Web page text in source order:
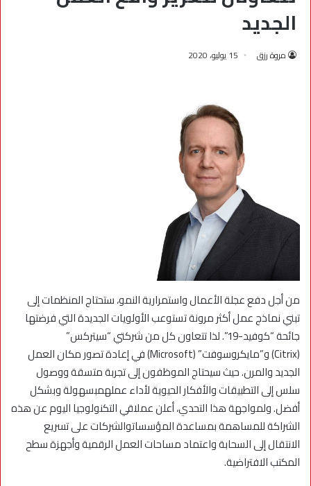
الجديد
مروة رزق 15 يوليو، 2020
من أجل دفع عجلة الأعمال واستمرارية النمو، ستحتاج المنظمات إلى
تبني نماذج عمل أكثر مرونة تستوعب الأولويات الجديدة التي فرضتها
جائحة “كوفيد-19”. لذا تتعاون كل من شركتي “سيتركس”
(Citrix) و”مايكروسوفت” (Microsoft) في إعادة تصور مكان العمل
الجديد والمرن. حيث سيحتاج الموظفون إلى تجربة متسقة ووصول
سلس إلى التطبيقات والأفكار الحيوية لأداء عملهمبسهولة وبشكل
أفضل. ولمواجهة هذا التحدي، أعلن عملاقي التكنولوجيا اليوم عن هذه
الشراكة للمساهمة بمساعدة المؤسساتوالشركات على تسريع
الانتقال إلى السحابة واعتماد مساحات العمل الرقمية وأجهزة سطح
المكتب الافتراضية.